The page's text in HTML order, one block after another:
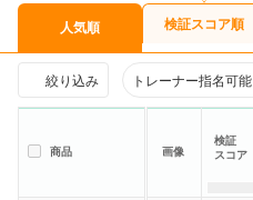
人気順 検証スコア順
絞り込み トレーナー指名可能
商品 画像
検証
スコア